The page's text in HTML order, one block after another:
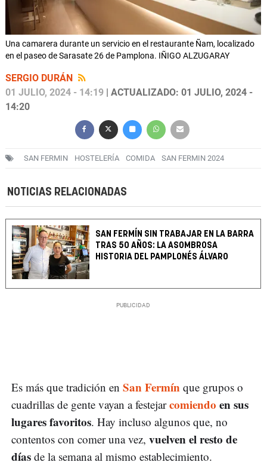
Una camarera durante un servicio en el restaurante Ñam, localizado
en el paseo de Sarasate 26 de Pamplona. IÑIGO ALZUGARAY
SERGIO DURÁN
01 JULIO, 2024 - 14:19 | ACTUALIZADO: 01 JULIO, 2024 -
14:20
SAN FERMIN HOSTELERÍA COMIDA SAN FERMIN 2024
NOTICIAS RELACIONADAS
SAN FERMÍN SIN TRABAJAR EN LA BARRA
TRAS 50 AÑOS: LA ASOMBROSA
HISTORIA DEL PAMPLONÉS ÁLVARO
Es más que tradición en San Fermín que grupos o
cuadrillas de gente vayan a festejarcomiendo en sus
lugares favoritos. Hay incluso algunos que, no
contentos con comer una vez, vuelven el resto de
días de la semana al mismo establecimiento.